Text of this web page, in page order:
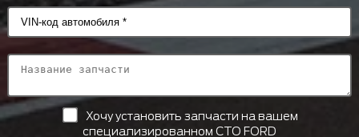
Хочу установить запчасти на вашем
специализированном СТО FORD